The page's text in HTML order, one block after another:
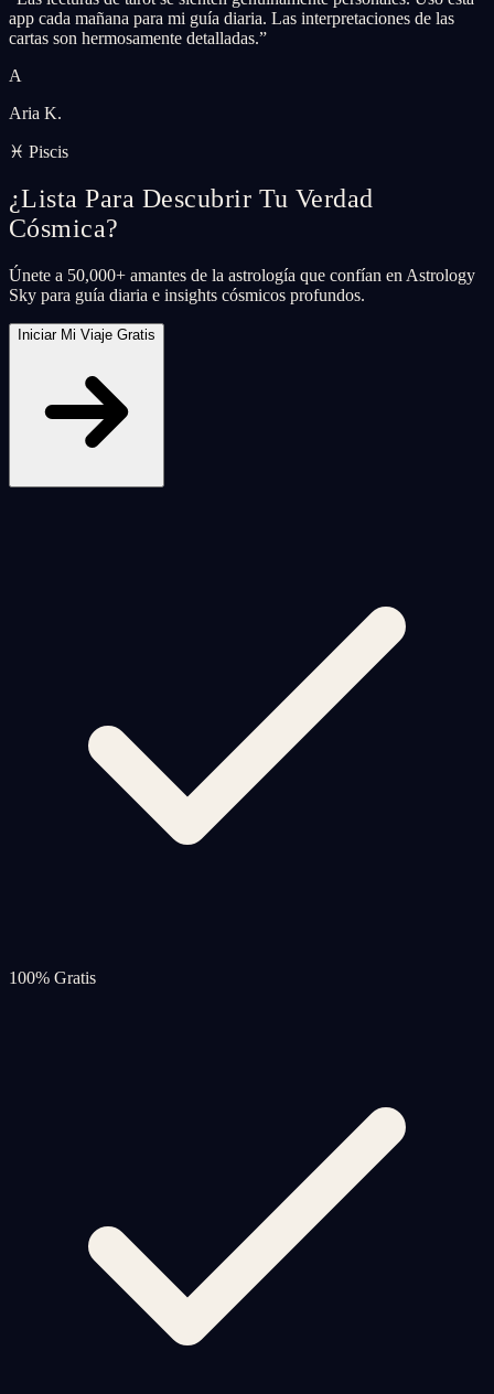
app cada mañana para mi guía diaria. Las interpretaciones de las
cartas son hermosamente detalladas.”
A
Aria K.
♓ Piscis
¿Lista Para Descubrir Tu Verdad
Cósmica?
Únete a 50,000+ amantes de la astrología que confían en Astrology
Sky para guía diaria e insights cósmicos profundos.
Iniciar Mi Viaje Gratis
100% Gratis